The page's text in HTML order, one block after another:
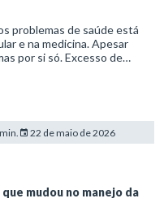
problemas de saúde está
e na medicina. Apesar
por si só. Excesso de
22 de maio de 2026
mudou no manejo da